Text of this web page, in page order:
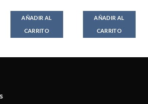
AÑADIR AL
CARRITO
AÑADIR AL
CARRITO